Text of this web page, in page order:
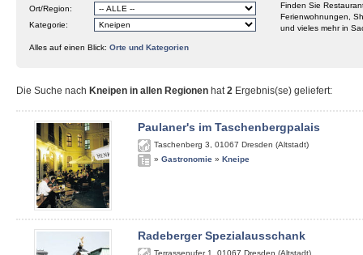
Ort/Region:
Kategorie:
Finden Sie
Ferienwohnungen,
und vieles mehr in
Alles auf einen Blick: Orte und Kategorien
Die Suche nach Kneipen in allen Regionen hat2 Ergebnis(se) geliefert:
Paulaner's im Taschenbergpalais
Taschenberg 3 01067 Dresden (Altstadt)
» Gastronomie » Kneipe
Radeberger Spezialausschank
Terrassenufer 1 01067 Dresden (Altstadt)